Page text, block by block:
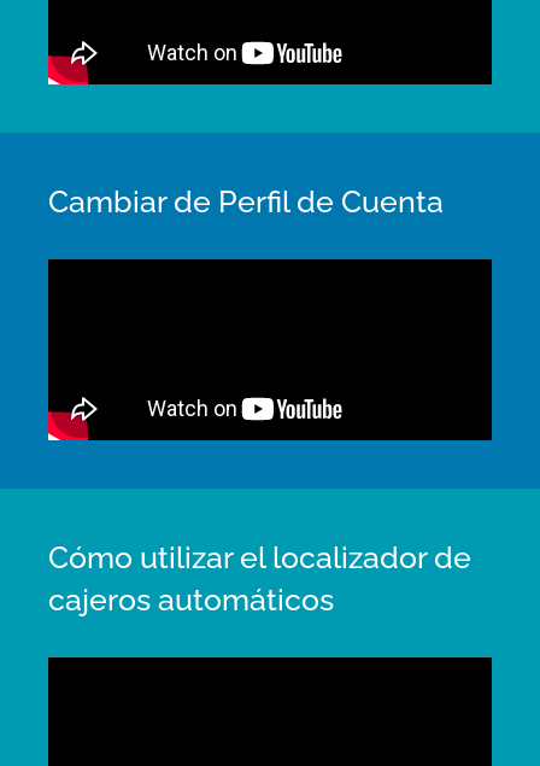
Cambiar de Perfil de Cuenta
Cómo utilizar el localizador de
cajeros automáticos